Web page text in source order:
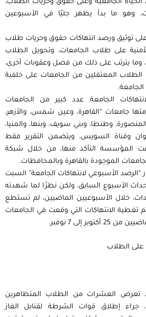
الجامعية وعلى حقوق وحريات الطلاب،
وهو ما بدأ يظهر جليًا في الأسبوعين
على توثيق ورصد انتهاكات حقوق وحريات طلاب
على طلاب الجامعات، وتحويل الطلاب
وما يترتب على ذلك من فصل وعقوبات أخرى،
الطلاب المعتقلين من الجامعات على خلفية
الجامعة عدد كبير من الجامعات
جامعات “القاهرة، وعين شمس، والأزهر،
وطنطا، وبني سويف، وبنها، والمنيا،
وقناة السويس، ويتضمن التقرير فقط
المؤسسة التأكد منها، من خلال شبكة
الموجودة بالقاهرة وبالمحافظات.
“الرصد الأسبوعي لانتهاكات الجامعة” السبت
الأسبوع السابق، ولكن نظرًا لما شهدته
خلال الأسبوعيين الماضيين، لم تستطع
تغطية الانتهاكات التي وقعت في الجامعات
إلى 7 نوفبر.
على الطلاب
تعرض العشرات من الطلاب المتظاهرين
جراء إطلاق قوات الشرطة لقنابل الغاز